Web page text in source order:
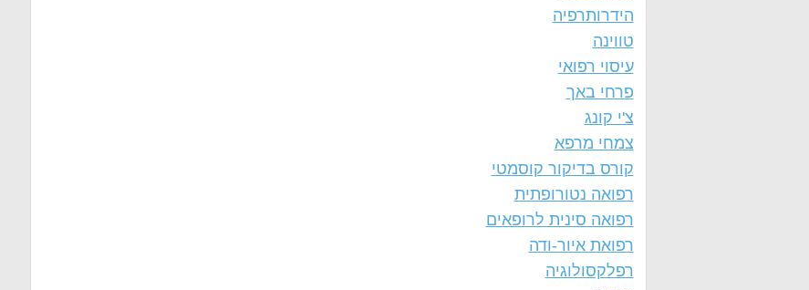
הידרותרפיה
טווינה
עיסוי רפואי
פרחי באך
צ'י קונג
צמחי מרפא
קורס בדיקור קוסמטי
רפואה נטורופתית
רפואה סינית לרופאים
רפואת איור-ודה
רפלקסולוגיה